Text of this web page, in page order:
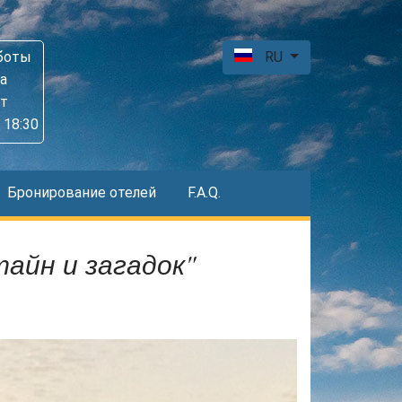
RU
Бронирование отелей F.A.Q.
и загадок"